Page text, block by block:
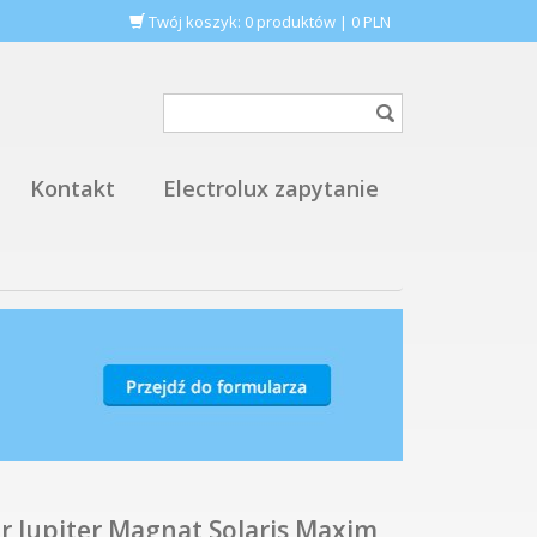
Twój koszyk: 0 produktów | 0 PLN
Kontakt Electrolux zapytanie
Jupiter Magnat Solaris Maxim